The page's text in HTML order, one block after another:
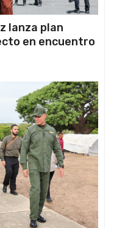
lanza plan
en encuentro